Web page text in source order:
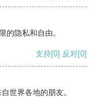
的隐私和自由。
支持[0] 反对[0]
世界各地的朋友。